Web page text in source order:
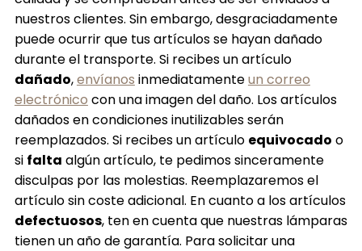
nuestros clientes. Sin embargo, desgraciadamente
puede ocurrir que tus artículos se hayan dañado
durante el transporte. Si recibes un artículo
dañado,envíanos inmediatamenteun correo
electrónico con una imagen del daño. Los artículos
dañados en condiciones inutilizables serán
reemplazados. Si recibes un artículo equivocado o
si falta algún artículo, te pedimos sinceramente
disculpas por las molestias. Reemplazaremos el
artículo sin coste adicional. En cuanto a los artículos
defectuosos, ten en cuenta que nuestras lámparas
tienen un año de garantía. Para solicitar una